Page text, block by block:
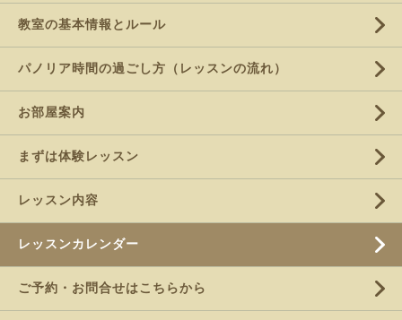
教室の基本情報とルール
パノリア時間の過ごし方（レッスンの流れ）
お部屋案内
まずは体験レッスン
レッスン内容
レッスンカレンダー
ご予約・お問合せはこちらから